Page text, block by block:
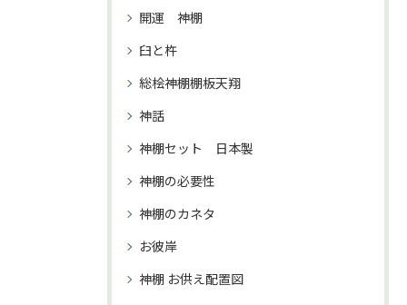
開運 神棚
臼と杵
総桧神棚棚板天翔
神話
神棚セット 日本製
神棚の必要性
神棚のカネタ
お彼岸
神棚 お供え配置図